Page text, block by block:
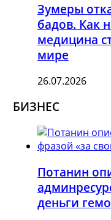
Зумеры
бадов. Как
медицина
мире
26.07.2026
БИЗНЕС
Потанин
деньги